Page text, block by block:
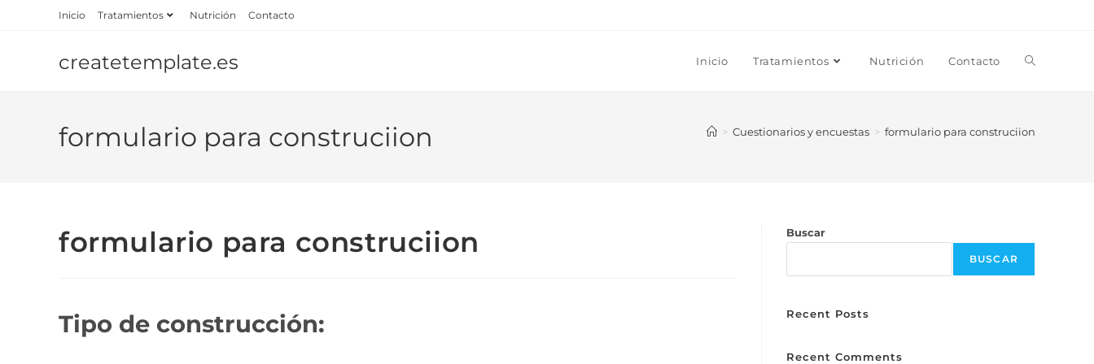
Inicio Tratamientos Nutrición Contacto
createtemplate.es Inicio Tratamientos Nutrición Contacto
formulario para construciion > Cuestionarios y encuestas > formulario para construciion
formulario para construciion
Tipo de construcción:
Buscar
BUSCAR
Recent Posts
Recent Comments